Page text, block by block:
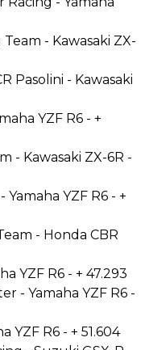
- Kawasaki ZX-
Pasolini - Kawasaki
YZF R6 - +
- Kawasaki ZX-6R -
YZF R6 - +
- Honda CBR
YZF R6 - + 47.293
- Yamaha YZF R6 -
YZF R6 - + 51.604